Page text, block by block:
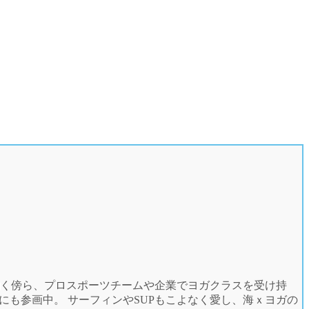
傍ら、プロスポーツチームや企業でヨガクラスを受け持
参画中。 サーフィンやSUPもこよなく愛し、海ｘヨガの